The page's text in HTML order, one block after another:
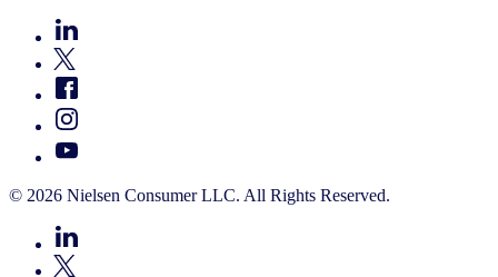
© 2026 Nielsen Consumer LLC. All Rights Reserved.